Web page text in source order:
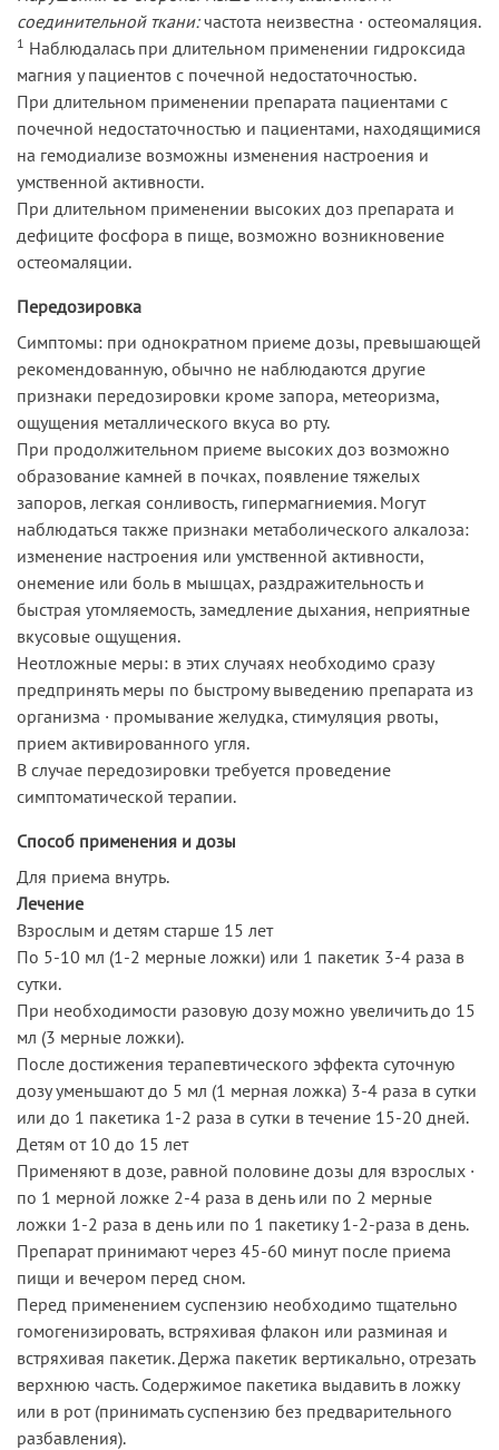
соединительной ткани:частота неизвестна · остеомаляция.
1 Наблюдалась при длительном применении гидроксида
магния у пациентов с почечной недостаточностью.
При длительном применении препарата пациентами с
почечной недостаточностью и пациентами, находящимися
на гемодиализе возможны изменения настроения и
умственной активности.
При длительном применении высоких доз препарата и
дефиците фосфора в пище, возможно возникновение
остеомаляции.
Передозировка
Симптомы: при однократном приеме дозы, превышающей
рекомендованную, обычно не наблюдаются другие
признаки передозировки кроме запора, метеоризма,
ощущения металлического вкуса во рту.
При продолжительном приеме высоких доз возможно
образование камней в почках, появление тяжелых
запоров, легкая сонливость, гипермагниемия. Могут
наблюдаться также признаки метаболического алкалоза:
изменение настроения или умственной активности,
онемение или боль в мышцах, раздражительность и
быстрая утомляемость, замедление дыхания, неприятные
вкусовые ощущения.
Неотложные меры: в этих случаях необходимо сразу
предпринять меры по быстрому выведению препарата из
организма · промывание желудка, стимуляция рвоты,
прием активированного угля.
В случае передозировки требуется проведение
симптоматической терапии.
Способ применения и дозы
Для приема внутрь.
Лечение
Взрослым и детям старше 15 лет
По 5-10 мл (1-2 мерные ложки) или 1 пакетик 3-4 раза в
сутки.
При необходимости разовую дозу можно увеличить до 15
мл (3 мерные ложки).
После достижения терапевтического эффекта суточную
дозу уменьшают до 5 мл (1 мерная ложка) 3-4 раза в сутки
или до 1 пакетика 1-2 раза в сутки в течение 15-20 дней.
Детям от 10 до 15 лет
Применяют в дозе, равной половине дозы для взрослых ·
по 1 мерной ложке 2-4 раза в день или по 2 мерные
ложки 1-2 раза в день или по 1 пакетику 1-2-раза в день.
Препарат принимают через 45-60 минут после приема
пищи и вечером перед сном.
Перед применением суспензию необходимо тщательно
гомогенизировать, встряхивая флакон или разминая и
встряхивая пакетик. Держа пакетик вертикально, отрезать
верхнюю часть. Содержимое пакетика выдавить в ложку
или в рот (принимать суспензию без предварительного
разбавления).